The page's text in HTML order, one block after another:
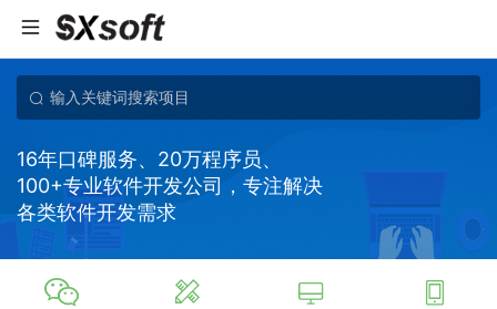
16年口碑服务、20万程序员、
100+专业软件开发公司，专注解决
各类软件开发需求